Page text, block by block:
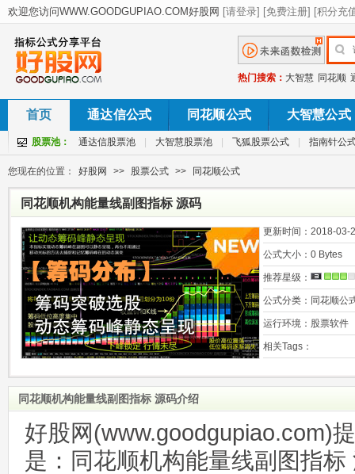
热门搜索： 大智慧 同花顺
首页 通达信公式 同花顺公式 大智慧公式
股票池： 通达信股票池 大智慧股票池 飞狐股票公式 指南针公
您现在的位置： 好股网 >> 股票公式 >> 同花顺公式
同花顺机构能量线副图指标 源码
更新时间： 2018-03-
公式大小： 0 Bytes
推荐星级：
公式分类： 同花顺公
运行环境： 股票软件
相关Tags：
同花顺机构能量线副图指标 源码介绍
好股网(www.goodgupiao.com)
是：同花顺机构能量线副图指标